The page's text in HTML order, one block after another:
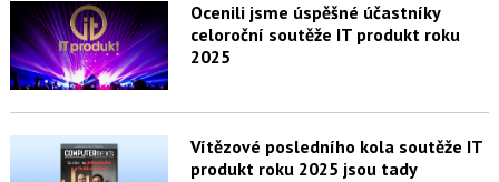
Ocenili jsme úspěšné účastníky
celoroční soutěže IT produkt roku
2025
Vítězové posledního kola soutěže IT
produkt roku 2025 jsou tady